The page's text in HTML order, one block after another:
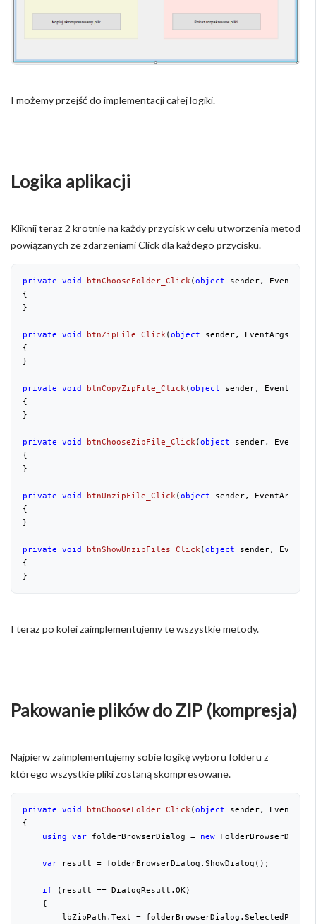
I możemy przejść do implementacji całej logiki.
Logika aplikacji
Kliknij teraz 2 krotnie na każdy przycisk w celu utworzenia metod
powiązanych ze zdarzeniami Click dla każdego przycisku.
private void btnChooseFolder_Click(object sender,
{
}
private void btnZipFile_Click(object sender, EventArgs e
{
}
private void btnCopyZipFile_Click(object sender, EventArgs
{
}
private void btnChooseZipFile_Click(object sender,
{
}
private void btnUnzipFile_Click(object sender, EventArgs e
{
}
private void btnShowUnzipFiles_Click(object sender,
{
}
I teraz po kolei zaimplementujemy te wszystkie metody.
Pakowanie plików do ZIP (kompresja)
Najpierw zaimplementujemy sobie logikę wyboru folderu z
którego wszystkie pliki zostaną skompresowane.
private void btnChooseFolder_Click(object sender,
{
using var folderBrowserDialog = new
var result = folderBrowserDialog.ShowDialog();
if (result == DialogResult.OK)
    {
        lbZipPath.Text = folderBrowserDialog.SelectedPath;